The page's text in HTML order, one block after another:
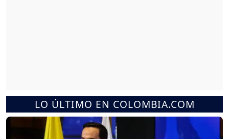
LO ÚLTIMO EN COLOMBIA.COM